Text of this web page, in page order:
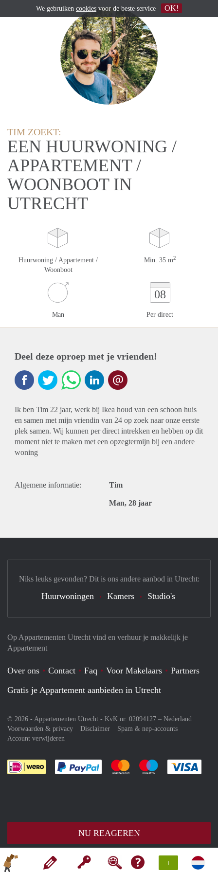
+
TIM ZOEKT:
EEN HUURWONING /
APPARTEMENT /
WOONBOOT IN
UTRECHT
Huurwoning / Appartement /
Woonboot
Min. 35 m2
Man
08
Per direct
Deel deze oproep met je vrienden!
Ik ben Tim 22 jaar, werk bij Ikea houd van een schoon huis
en samen met mijn vriendin van 24 op zoek naar onze eerste
plek samen. Wij kunnen per direct intrekken en hebben op dit
moment niet te maken met een opzegtermijn bij een andere
woning
Algemene informatie: Tim
Man, 28 jaar
NU REAGEREN
Op Appartementen Utrecht vind en verhuur je makkelijk je
Appartement
Over ons Contact Faq Voor Makelaars
Partners
Gratis je Appartement aanbieden in Utrecht
© 2026 - Appartementen Utrecht - KvK nr. 02094127 – Nederland
Voorwaarden & privacy
Disclaimer
Spam & nep-accounts
Account verwijderen
Je rekent gemakkelijk af met Paypal
Je rekent gemakkelijk af met
Je rekent
Niks leuks gevonden? Dit is ons andere aanbod in Utrecht:
Huurwoningen Kamers Studio's
We gebruiken cookies voor de beste service OK!